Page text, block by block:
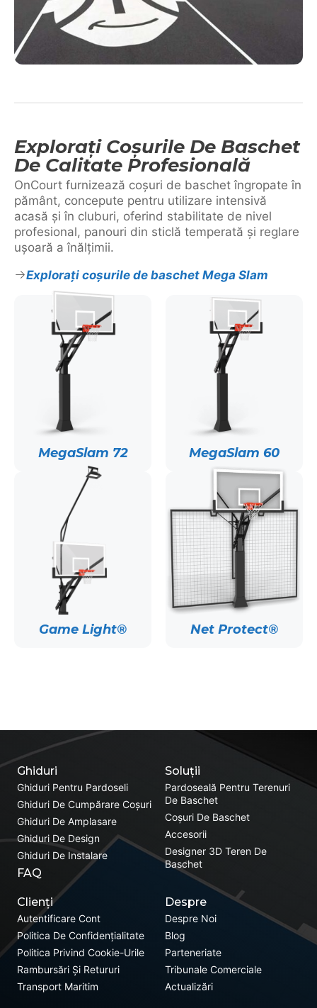
Explorați Coșurile De Baschet
De Calitate Profesională
OnCourt furnizează coșuri de baschet îngropate în
pământ, concepute pentru utilizare intensivă
acasă și în cluburi, oferind stabilitate de nivel
profesional, panouri din sticlă temperată și reglare
ușoară a înălțimii.
Explorați coșurile de baschet Mega Slam
MegaSlam 72 MegaSlam 60
Game Light® Net Protect®
Soluții
Pardoseală Pentru Terenuri
De Baschet
Coșuri De Baschet
Accesorii
Designer 3D Teren De
Baschet
Ghiduri
Ghiduri Pentru Pardoseli
Ghiduri De Cumpărare Coșuri
Ghiduri De Amplasare
Ghiduri De Design
Ghiduri De Instalare
FAQ
Clienți
Autentificare Cont
Politica De Confidențialitate
Politica Privind Cookie-Urile
Rambursări Și Retururi
Transport Maritim
Despre
Despre Noi
Blog
Parteneriate
Tribunale Comerciale
Actualizări